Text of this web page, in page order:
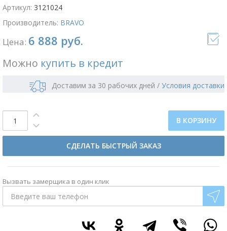
Артикул: 3121024
Производитель: BRAVO
Цена: 6 888 руб.
Можно купить в кредит
Доставим за 30 рабочих дней / Условия доставки
В КОРЗИНУ
СДЕЛАТЬ БЫСТРЫЙ ЗАКАЗ
Вызвать замерщика в один клик